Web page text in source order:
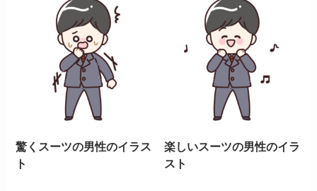
驚くスーツの男性のイラス
ト
楽しいスーツの男性のイラ
スト